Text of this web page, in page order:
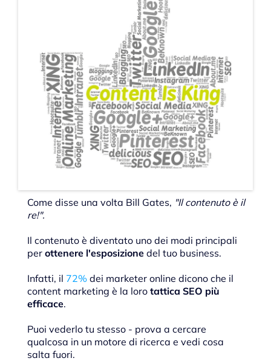
Come disse una volta Bill Gates, "Il contenuto è il
re!".
Il contenuto è diventato uno dei modi principali
per ottenere l'esposizione del tuo business.
Infatti, il 72% dei marketer online dicono che il
content marketing è la loro tattica SEO più
efficace.
Puoi vederlo tu stesso - prova a cercare
qualcosa in un motore di ricerca e vedi cosa
salta fuori.